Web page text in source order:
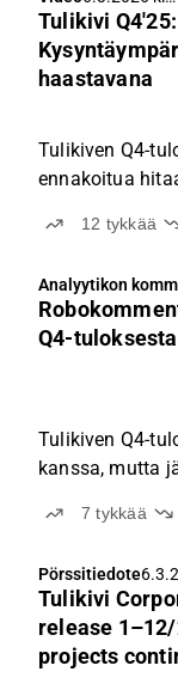
14.35
Tulikivi Q4'25:
haastavana
Tulikiven Q4-
ennakoitua
12 tykkää
Analyytikon
Q4-tuloksesta
Tulikiven Q4-
kanssa, mutta
käänteestä,
7tykkää
Pörssitiedote
Tulikivi
release
projects